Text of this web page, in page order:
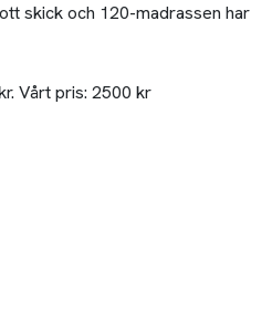
skick och 120-madrassen har
Vårt pris: 2500 kr